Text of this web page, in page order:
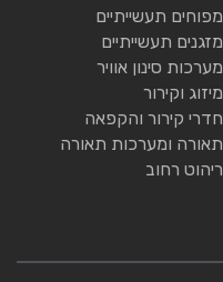
מפוחים תעשייתיים
מזגנים תעשייתיים
מערכות סינון אוויר
מיזוג וקירור
חדרי קירור והקפאה
תאורה ומערכות תאורה
ריהוט רחוב